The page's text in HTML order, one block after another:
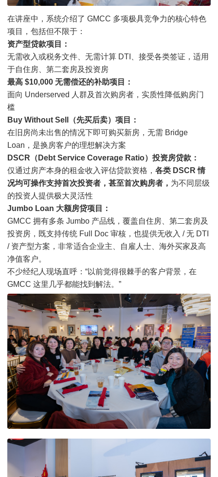
在讲座中，系统介绍了 GMCC 多项极具竞争力的核心特色
项目，包括但不限于：
资产型贷款项目：
无需收入或税务文件、无需计算 DTI、接受各类签证，适用
于自住房、第二套房及投资房
最高 $10,000 无需偿还的补助项目：
面向 Underserved 人群及首次购房者，实质性降低购房门
槛
Buy Without Sell（先买后卖）项目：
在旧房尚未出售的情况下即可购买新房，无需 Bridge
Loan，是换房客户的理想解决方案
DSCR（Debt Service Coverage Ratio）投资房贷款：
仅通过房产本身的租金收入评估贷款资格， 各类 DSCR 情
况均可操作支持首次投资者，甚至首次购房者， 为不同层级
的投资人提供极大灵活性
Jumbo Loan 大额房贷项目：
GMCC 拥有多条 Jumbo 产品线，覆盖自住房、第二套房及
投资房，既支持传统 Full Doc 审核，也提供无收入 / 无 DTI
/ 资产型方案，非常适合企业主、自雇人士、海外买家及高
净值客户。
不少经纪人现场直呼： “以前觉得很棘手的客户背景，在
GMCC 这里几乎都能找到解法。”